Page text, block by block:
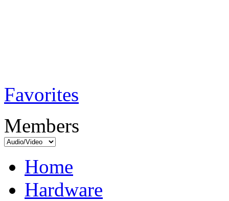
Favorites
Members
Home
Hardware